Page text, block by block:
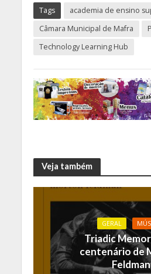
Tags
academia de ensino
Câmara Municipal de Mafra
Technology Learning Hub
Veja também
GERAL
Triadic
centenário de
Feldman